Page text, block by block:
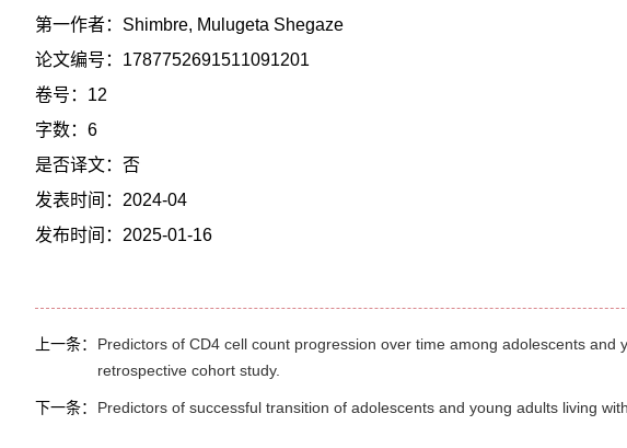
第一作者：Shimbre, Mulugeta Shegaze
论文编号：1787752691511091201
卷号：12
字数：6
是否译文：否
发表时间：2024-04
发布时间：2025-01-16
上一条：
Predictors of CD4 cell count progression over time among adolescents
retrospective cohort study.
下一条： Predictors of successful transition of adolescents and young adults living